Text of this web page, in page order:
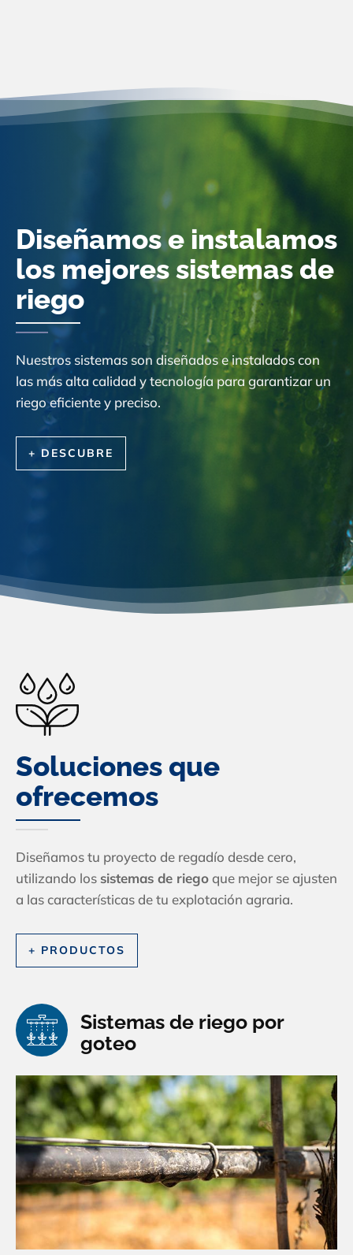
Diseñamos e instalamos
los mejores sistemas de
riego
Nuestros sistemas son diseñados e instalados con
las más alta calidad y tecnología para garantizar un
riego eficiente y preciso.
+ DESCUBRE
Soluciones que
ofrecemos
Diseñamos tu proyecto de regadío desde cero,
utilizando los sistemas de riegoque mejor se ajusten
a las características de tu explotación agraria.
+ PRODUCTOS
Sistemas de riego por
goteo